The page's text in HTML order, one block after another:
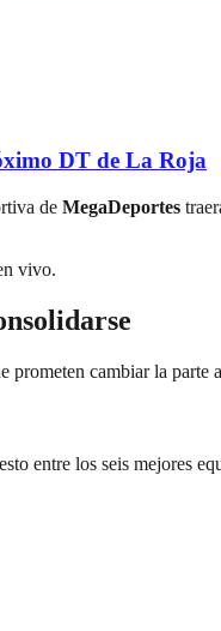
DT de La Roja
de MegaDeportes
vivo.
cambiar la parte
entre los seis mejores